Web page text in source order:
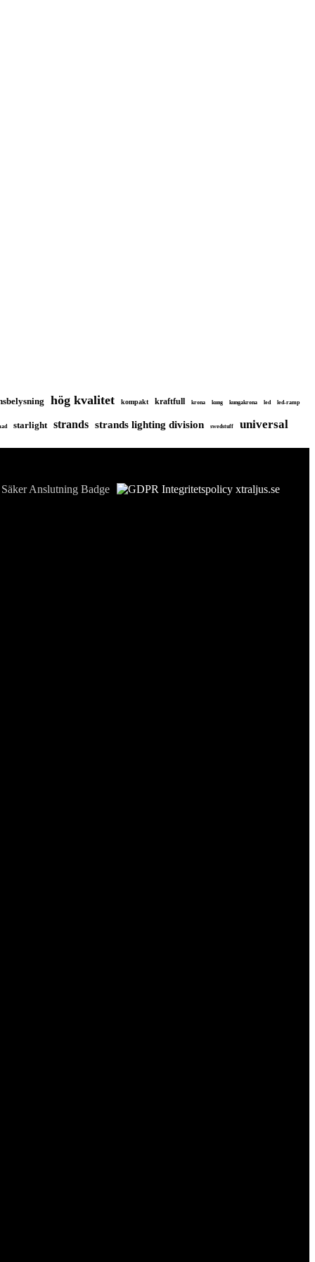
hög kvalitet kompakt kraftfull krona kung kungakrona led led-ramp
starlight strands strands lighting division swedstuff universal